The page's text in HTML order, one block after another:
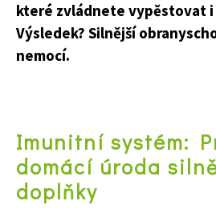
které zvládnete vypěstovat
Výsledek? Silnější
nemocí.
Imunitní systém:
domácí úroda
doplňky